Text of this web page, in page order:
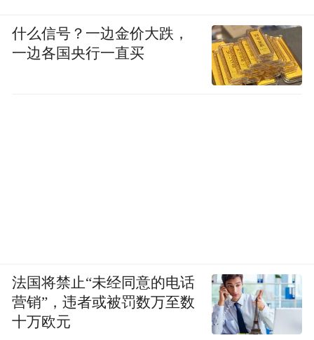
什么信号？一边金价大跌，
一边各国央行一直买
法国将禁止“未经同意的电话
营销”，违者或被罚数万至数
十万欧元